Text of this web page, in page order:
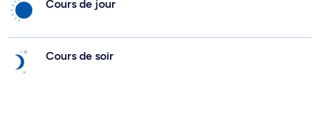
Cours de jour
Cours de soir